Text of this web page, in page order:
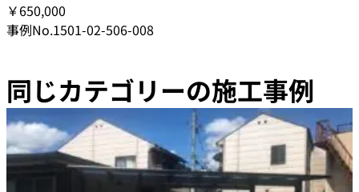
￥650,000
事例No.1501-02-506-008
同じカテゴリーの施工事例